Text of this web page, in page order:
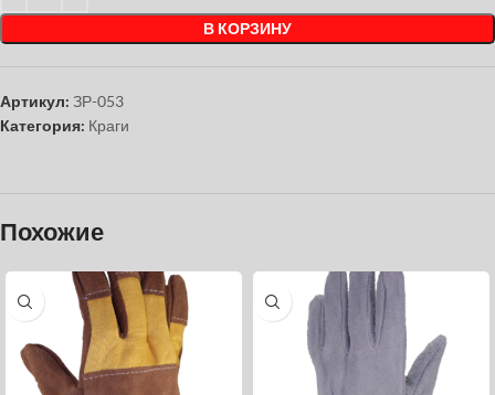
В КОРЗИНУ
Артикул: ЗР-053
Категория: Краги
Похожие